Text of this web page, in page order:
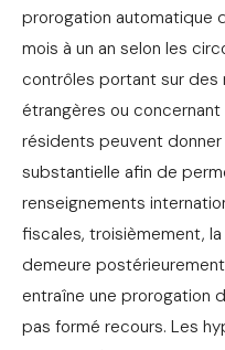
prorogation automatique
mois à un an selon les
contrôles portant sur des
étrangères ou
résidents peuvent donner
substantielle afin de
renseignements
fiscales, troisièmement,
demeure
entraîne une prorogation
pas formé recours. Les